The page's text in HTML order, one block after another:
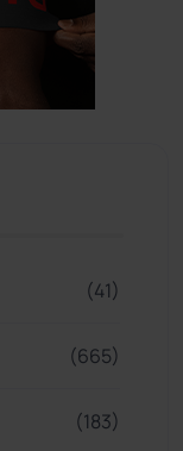
(41)
(665)
(183)